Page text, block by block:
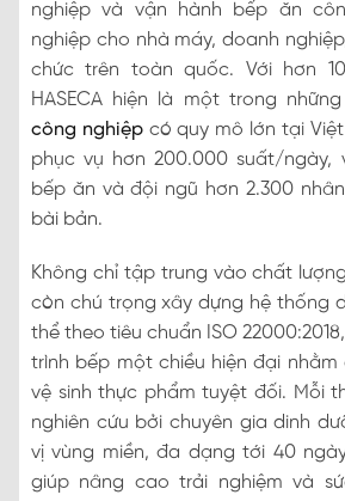
nghiệp và vận hành bếp ăn
nghiệp cho nhà máy, doanh
chức trên toàn quốc. Với hơn
HASECA hiện là một trong
công nghiệpcó quy mô lớn tại
phục vụ hơn 200.000 suất/ngày,
bếp ăn và đội ngũ hơn 2.300
bài bản.
Không chỉ tập trung vào chất
còn chú trọng xây dựng hệ thống
thể theo tiêu chuẩn ISO
trình bếp một chiều hiện đại
vệ sinh thực phẩm tuyệt đối. Mỗi
nghiên cứu bởi chuyên gia dinh
vị vùng miền, đa dạng tới 40
giúp nâng cao trải nghiệm và